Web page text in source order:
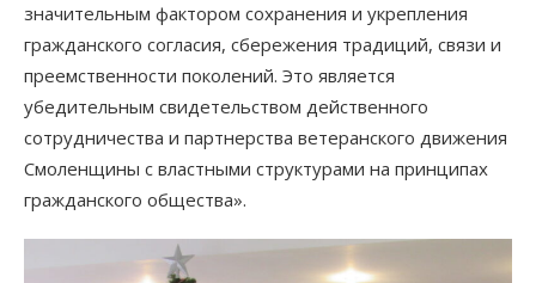
значительным фактором сохранения и укрепления
гражданского согласия, сбережения традиций, связи и
преемственности поколений. Это является
убедительным свидетельством действенного
сотрудничества и партнерства ветеранского движения
Смоленщины с властными структурами на принципах
гражданского общества».